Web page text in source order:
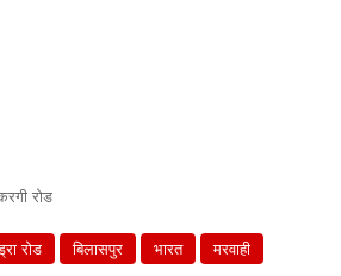
रोड
रोड बिलासपुर भारत मरवाही